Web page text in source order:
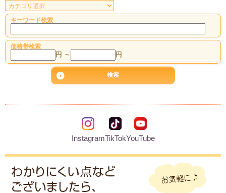
キーワード検索
価格帯検索
円 ～ 円
InstagramTikTokYouTube